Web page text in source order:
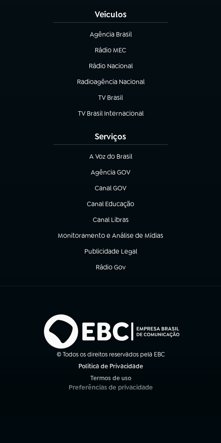
Veículos
Agência Brasil
(abre em nova aba)
Rádio MEC
(abre em nova aba)
Rádio Nacional
Radioagência Nacional
(abre em nova aba)
TV Brasil
(abre em nova aba)
TV Brasil Internacional
(abre em nova aba)
Serviços
A Voz do Brasil
(abre em nova aba)
Agência GOV
(abre em nova aba)
Canal GOV
(abre em nova aba)
Canal Educação
(abre em nova aba)
Canal Libras
(abre em nova aba)
Monitoramento e Análise de Mídias
(abre em nova aba)
Publicidade Legal
(abre em nova aba)
Rádio Gov
(abre em nova aba)
© Todos os direitos reservados pela EBC
Política de Privacidade
Termos de uso
(abre em nova aba)
Preferências de privacidade